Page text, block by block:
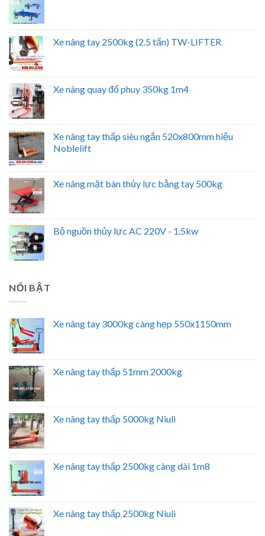
Xe nâng tay 2500kg (2.5 tấn) TW-LIFTER
Xe nâng quay đổ phuy 350kg 1m4
Xe nâng tay thấp siêu ngắn 520x800mm hiệu
Noblelift
Xe nâng mặt bàn thủy lực bằng tay 500kg
Bộ nguồn thủy lực AC 220V - 1.5kw
NỔI BẬT
Xe nâng tay 3000kg càng hẹp 550x1150mm
Xe nâng tay thấp 51mm 2000kg
Xe nâng tay thấp 5000kg Niuli
Xe nâng tay thấp 2500kg càng dài 1m8
Xe nâng tay thấp 2500kg Niuli